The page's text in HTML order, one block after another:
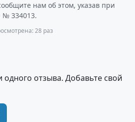
нам об этом, указав при
334013.
28 раз
отзыва. Добавьте свой